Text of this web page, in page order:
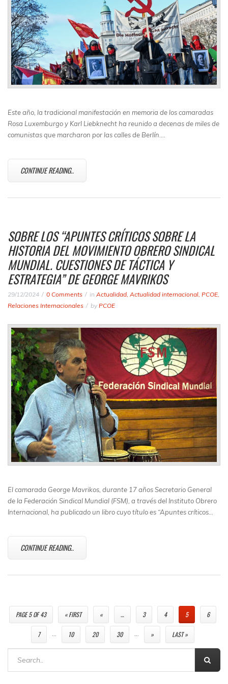
Este año, la tradicional manifestación en memoria de los camaradas
Rosa Luxemburgo y Karl Liebknecht ha reunido a decenas de miles de
comunistas que marcharon por las calles de Berlín.…
CONTINUE READING..
SOBRE LOS “APUNTES CRÍTICOS SOBRE LA
HISTORIA DEL MOVIMIENTO OBRERO SINDICAL
MUNDIAL. CUESTIONES DE TÁCTICA Y
ESTRATEGIA” DE GEORGE MAVRIKOS
29/12/2024 0 Comments in Actualidad, Actualidad internacional, PCOE,
Relaciones Internacionales
by PCOE
El camarada George Mavrikos, durante 17 años Secretario General
de la Federación Sindical Mundial (FSM), a través del Instituto Obrero
Internacional, ha publicado un libro cuyo título es “Apuntes críticos…
CONTINUE READING..
PAGE 5 OF 43 « FIRST « … 3 4 5 6
7 10 20 30 » LAST »